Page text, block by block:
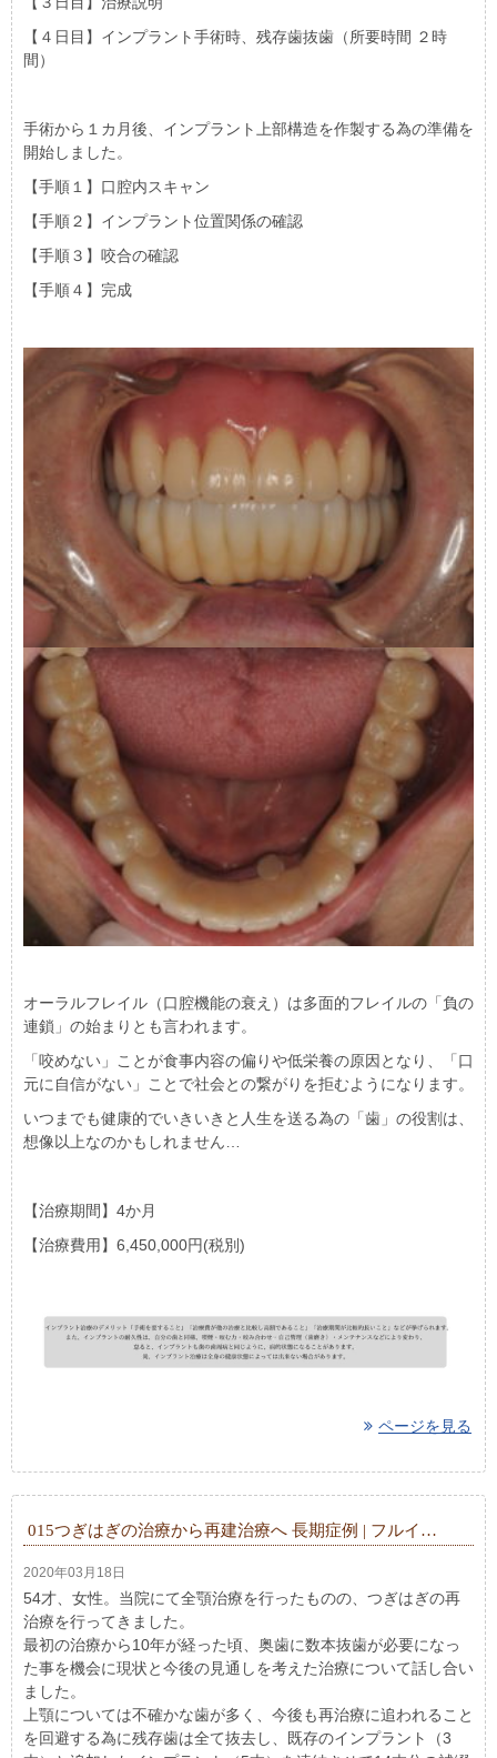
【４日目】インプラント手術時、残存歯抜歯（所要時間 ２時
間）
手術から１カ月後、インプラント上部構造を作製する為の準備を
開始しました。
【手順１】口腔内スキャン
【手順２】インプラント位置関係の確認
【手順３】咬合の確認
【手順４】完成
オーラルフレイル（口腔機能の衰え）は多面的フレイルの「負の
連鎖」の始まりとも言われます。
「咬めない」ことが食事内容の偏りや低栄養の原因となり、「口
元に自信がない」ことで社会との繋がりを拒むようになります。
いつまでも健康的でいきいきと人生を送る為の「歯」の役割は、
想像以上なのかもしれません…
【治療期間】4か月
【治療費用】6,450,000円(税別)
ページを見る
015つぎはぎの治療から再建治療へ 長期症例 | フルイ…
2020年03月18日
54才、女性。当院にて全顎治療を行ったものの、つぎはぎの再
治療を行ってきました。
最初の治療から10年が経った頃、奥歯に数本抜歯が必要になっ
た事を機会に現状と今後の見通しを考えた治療について話し合い
ました。
上顎については不確かな歯が多く、今後も再治療に追われること
を回避する為に残存歯は全て抜去し、既存のインプラント（3